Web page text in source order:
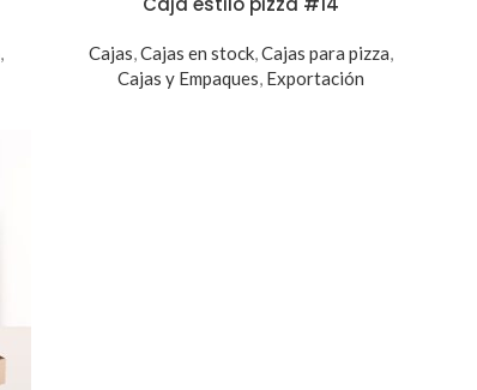
,
Cajas,Cajas en stock,Cajas para pizza,
Cajas y Empaques, Exportación